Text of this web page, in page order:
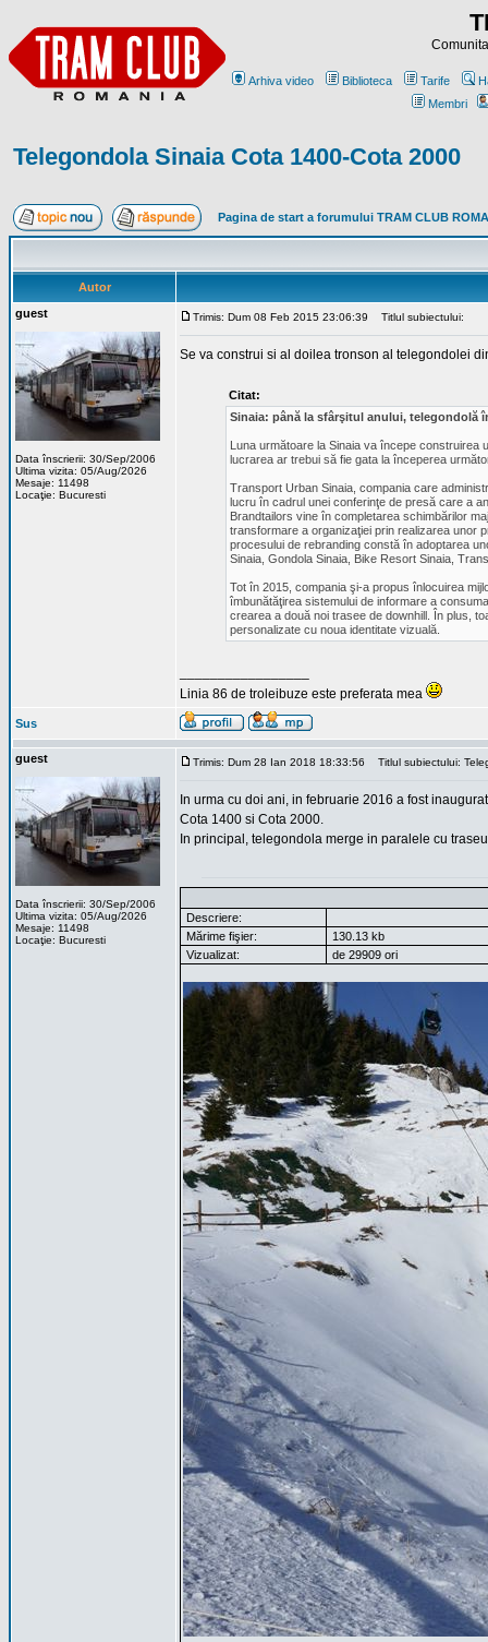
Arhiva video Biblioteca Tarife
Membri
Telegondola Sinaia Cota 1400-Cota 2000
Pagina de start a forumului TRAM CLUB
Autor
guest
Data înscrierii: 30/Sep/2006
Ultima vizita: 05/Aug/2026
Mesaje: 11498
Locaţie: Bucuresti
Trimis: Dum 08 Feb 2015 23:06:39 Titlul subiectului:
Se va construi si al doilea tronson al telegondolei
Citat:
Sinaia: până la sfârşitul anului, telegondolă
Luna următoare la Sinaia va începe construirea
lucrarea ar trebui să fie gata la începerea
Transport Urban Sinaia, compania care
lucru în cadrul unei conferinţe de presă care a
Brandtailors vine în completarea schimbărilor
transformare a organizaţiei prin realizarea unor
procesului de rebranding constă în adoptarea
Sinaia, Gondola Sinaia, Bike Resort Sinaia,
Tot în 2015, compania şi-a propus înlocuirea
îmbunătăţirea sistemului de informare a
crearea a două noi trasee de downhill. În plus,
personalizate cu noua identitate vizuală.
Linia 86 de troleibuze este preferata mea
Sus
guest
Data înscrierii: 30/Sep/2006
Ultima vizita: 05/Aug/2026
Mesaje: 11498
Locaţie: Bucuresti
Trimis: Dum 28 Ian 2018 18:33:56 Titlul subiectului:
In urma cu doi ani, in februarie 2016 a fost
Cota 1400 si Cota 2000.
In principal, telegondola merge in paralele cu
Descriere:
Mărime fişier:
130.13 kb
Vizualizat:
de 29909 ori